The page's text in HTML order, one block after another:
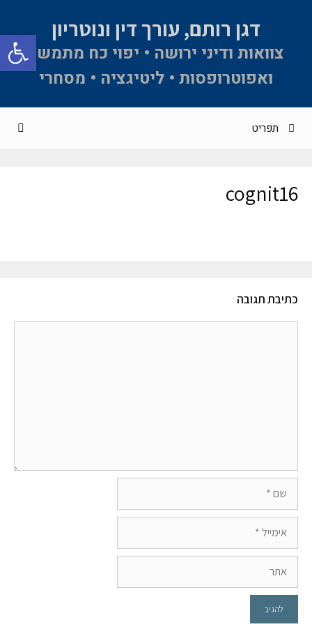
פתח דגן רותם, עורך דין ונוטריון
צוואות ודיני ירושה • יפוי כח מתמשך
ואפוטרופסות • ליטיגציה • מסחרי
תפריט
cognit16
כתיבת תגובה